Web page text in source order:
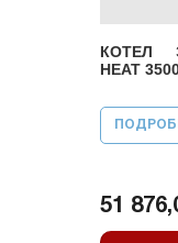
КОТЕЛ
HEAT
51